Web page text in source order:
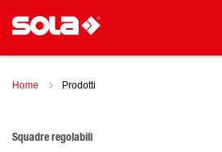
Home Prodotti
Squadre regolabili